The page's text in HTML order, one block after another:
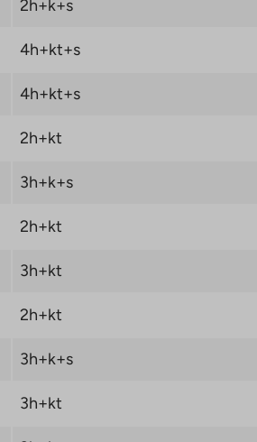
2h+k+s
4h+kt+s
4h+kt+s
2h+kt
3h+k+s
2h+kt
3h+kt
2h+kt
3h+k+s
3h+kt